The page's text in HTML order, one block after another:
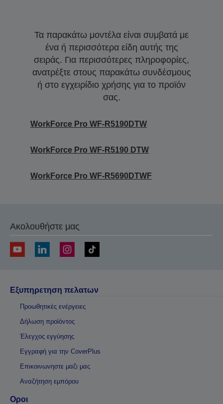
Τα παρακάτω μοντέλα είναι συμβατά με
ένα ή περισσότερα είδη αυτής της
σειράς. Για περισσότερες πληροφορίες,
ανατρέξτε στους παρακάτω συνδέσμους
ή στο εγχειρίδιο χρήσης για το προϊόν
σας.
WorkForce Pro WF-R5190DTW
WorkForce Pro WF-R5190 DTW
WorkForce Pro WF-R5690DTWF
Ακολουθήστε μας
Εξυπηρετηση πελατων
Προωθητικές ενέργειες
Δήλωση προϊόντος
Έλεγχος εγγύησης
Εγγραφή για την CoverPlus
Επικοινωνηστε μαζι μας
Αναζήτηση εμπόρου
Οροι